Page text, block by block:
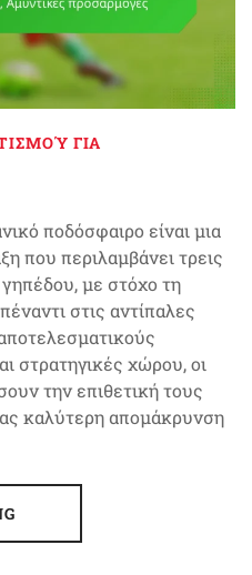
ΓΙΑ
ποδόσφαιρο είναι μια
που περιλαμβάνει τρεις
με στόχο τη
στις αντίπαλες
στρατηγικές χώρου, οι
την επιθετική τους
καλύτερη απομάκρυνση